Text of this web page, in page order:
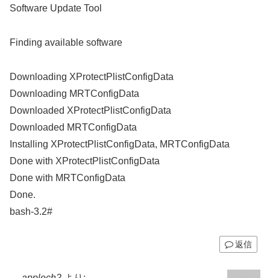
Software Update Tool
Finding available software
Downloading XProtectPlistConfigData
Downloading MRTConfigData
Downloaded XProtectPlistConfigData
Downloaded MRTConfigData
Installing XProtectPlistConfigData, MRTConfigData
Done with XProtectPlistConfigData
Done with MRTConfigData
Done.
bash-3.2#
返信